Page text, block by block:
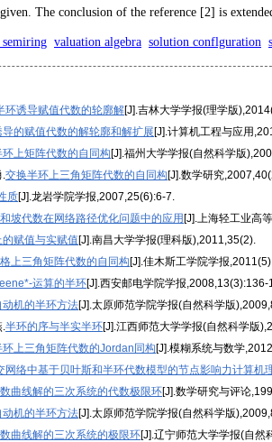
The conclusion of the reference [2] is
semiring valuation algebra solution conflguration
环诱导赋值代数的轮廓解[J].吉林大学学报(理学版
导的赋值代数的解轮廓和解扩展[J].计算机工程与应用
环上矩阵代数的自同构[J].福州大学学报(自然科学版
.交换半环上三角矩阵代数的自同构[J].数学研究
质[J].龙岩学院学报,2007,25(6):6-7.
坡代数在网络路径优化问题中的应用 [J].上海轻工业高
的赋值与实赋值[J].南昌大学学报(理科版),2011,35(2).
上三角矩阵代数的自同构[J].佳木斯工学院学报
运算的半环[J].西安邮电学院学报,2008,13(3):136-
动机的半环方法[J].太原师范学院学报(自然科学版
.半环的序与半实半环[J].江西师范大学学报(自然科学版
环上三角矩阵代数的Jordan同构[J].模糊系统与数学
网络中基于贝叶斯和半环代数模型的节点影响力计算机
曲线解的三次系统的代数极限环[J].数学研究与评论
动机的半环方法[J].太原师范学院学报(自然科学版
曲线解的三次系统的极限环[J].辽宁师范大学学报(自然